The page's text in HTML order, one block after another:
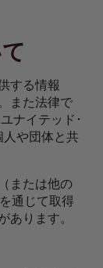
する情報
また法律で
ナイテッド･
や団体と共
または他の
通じて取得
ります。